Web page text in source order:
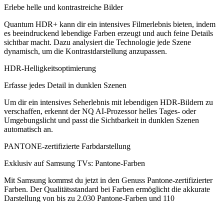
Erlebe helle und kontrastreiche Bilder
Quantum HDR+ kann dir ein intensives Filmerlebnis bieten, indem
es beeindruckend lebendige Farben erzeugt und auch feine Details
sichtbar macht. Dazu analysiert die Technologie jede Szene
dynamisch, um die Kontrastdarstellung anzupassen.
HDR-Helligkeitsoptimierung
Erfasse jedes Detail in dunklen Szenen
Um dir ein intensives Seherlebnis mit lebendigen HDR-Bildern zu
verschaffen, erkennt der NQ AI-Prozessor helles Tages- oder
Umgebungslicht und passt die Sichtbarkeit in dunklen Szenen
automatisch an.
PANTONE-zertifizierte Farbdarstellung
Exklusiv auf Samsung TVs: Pantone-Farben
Mit Samsung kommst du jetzt in den Genuss Pantone-zertifizierter
Farben. Der Qualitätsstandard bei Farben ermöglicht die akkurate
Darstellung von bis zu 2.030 Pantone-Farben und 110